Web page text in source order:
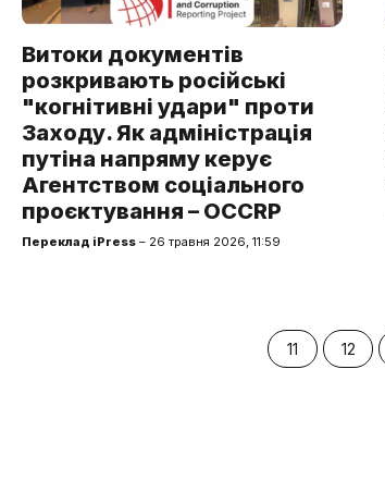
Витоки документів
розкривають російські
"когнітивні удари" проти
Заходу. Як адміністрація
путіна напряму керує
Агентством соціального
проєктування – OCCRP
Переклад iPress – 26 травня 2026, 11:59
11 12